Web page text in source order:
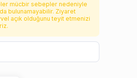
mücbir sebepler nedeniyle
bulunamayabilir. Ziyaret
açık olduğunu teyit etmenizi